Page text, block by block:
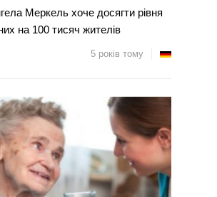
Меркель хоче досягти рівня
на 100 тисяч жителів
5 років тому